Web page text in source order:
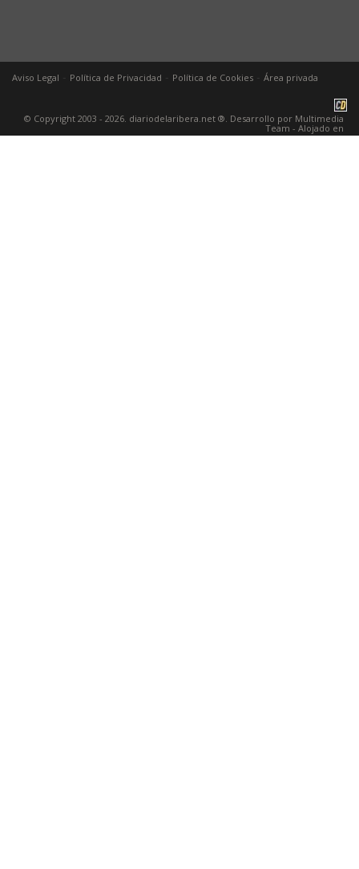
Aviso Legal Política de Privacidad Política de Cookies Área privada
© Copyright 2003 - 2026. diariodelaribera.net ®. Desarrollo por Multimedia
Team - Alojado en